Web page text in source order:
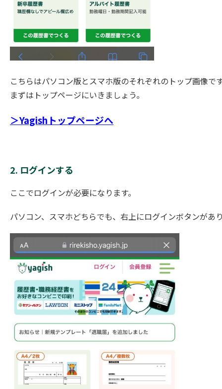
こちらはパソコン版とスマホ版のそれぞれのトップ画像で
まずはトップページにいきましょう。
＞Yagishトップページへ
2. ログインする
ここでログインが必要になります。
パソコン、スマホどちらでも、右上にログインボタンがあ